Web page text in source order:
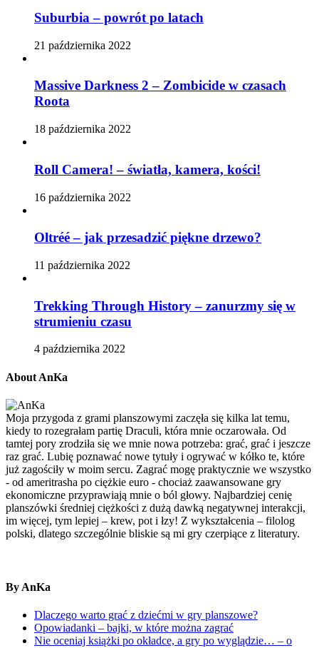
Suburbia – powrót po latach
21 października 2022
Massive Darkness 2 – Zombicide w czasach
Roota
18 października 2022
Roll Camera! – światła, kamera, kości!
16 października 2022
Oltréé – jak przesadzić piękne drzewo?
11 października 2022
Trekking Through History – zanurzmy się w
strumieniu czasu
4 października 2022
About AnKa
Moja przygoda z grami planszowymi zaczęła się kilka lat temu,
kiedy to rozegrałam partię Draculi, która mnie oczarowała. Od
tamtej pory zrodziła się we mnie nowa potrzeba: grać, grać i jeszcze
raz grać. Lubię poznawać nowe tytuły i ogrywać w kółko te, które
już zagościły w moim sercu. Zagrać mogę praktycznie we wszystko
- od ameritrasha po ciężkie euro - chociaż zaawansowane gry
ekonomiczne przyprawiają mnie o ból głowy. Najbardziej cenię
planszówki średniej ciężkości z dużą dawką negatywnej interakcji,
im więcej, tym lepiej – krew, pot i łzy! Z wykształcenia – filolog
polski, dlatego szczególnie bliskie są mi gry czerpiące z literatury.
By AnKa
Dlaczego warto grać z dziećmi w gry planszowe?
Opowiadanki – bajki, w które można zagrać
Nie oceniaj książki po okładce, a gry po wyglądzie… – o